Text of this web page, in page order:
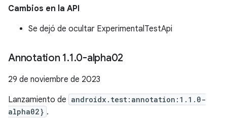
Cambios en la API
Se dejó de ocultar ExperimentalTestApi
Annotation 1.1.0-alpha02
29 de noviembre de 2023
Lanzamiento de androidx.test:annotation:1.1.0-
alpha02} .